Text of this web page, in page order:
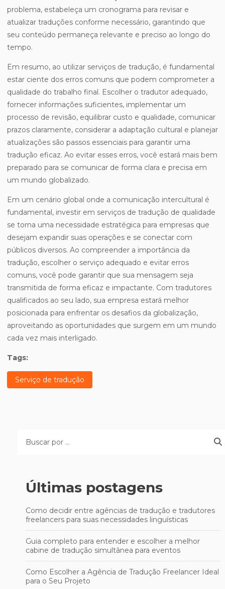
problema, estabeleça um cronograma para revisar e
atualizar traduções conforme necessário, garantindo que
seu conteúdo permaneça relevante e preciso ao longo do
tempo.
Em resumo, ao utilizar serviços de tradução, é fundamental
estar ciente dos erros comuns que podem comprometer a
qualidade do trabalho final. Escolher o tradutor adequado,
fornecer informações suficientes, implementar um
processo de revisão, equilibrar custo e qualidade, comunicar
prazos claramente, considerar a adaptação cultural e planejar
atualizações são passos essenciais para garantir uma
tradução eficaz. Ao evitar esses erros, você estará mais bem
preparado para se comunicar de forma clara e precisa em
um mundo globalizado.
Em um cenário global onde a comunicação intercultural é
fundamental, investir em serviços de tradução de qualidade
se torna uma necessidade estratégica para empresas que
desejam expandir suas operações e se conectar com
públicos diversos. Ao compreender a importância da
tradução, escolher o serviço adequado e evitar erros
comuns, você pode garantir que sua mensagem seja
transmitida de forma eficaz e impactante. Com tradutores
qualificados ao seu lado, sua empresa estará melhor
posicionada para enfrentar os desafios da globalização,
aproveitando as oportunidades que surgem em um mundo
cada vez mais interligado.
Tags:
Serviço de tradução
Últimas postagens
Como decidir entre agências de tradução e tradutores
freelancers para suas necessidades linguísticas
Guia completo para entender e escolher a melhor
cabine de tradução simultânea para eventos
Como Escolher a Agência de Tradução Freelancer Ideal
para o Seu Projeto